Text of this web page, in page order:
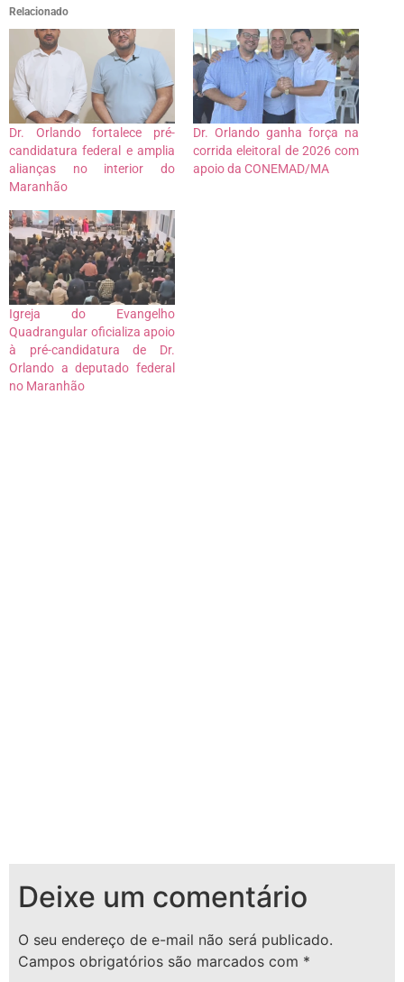
Relacionado
Dr. Orlando fortalece pré-
candidatura federal e amplia
alianças no interior do
Maranhão
Dr. Orlando ganha força na
corrida eleitoral de 2026 com
apoio da CONEMAD/MA
Igreja do Evangelho
Quadrangular oficializa apoio
à pré-candidatura de Dr.
Orlando a deputado federal
no Maranhão
Deixe um comentário
O seu endereço de e-mail não será publicado.
Campos obrigatórios são marcados com *